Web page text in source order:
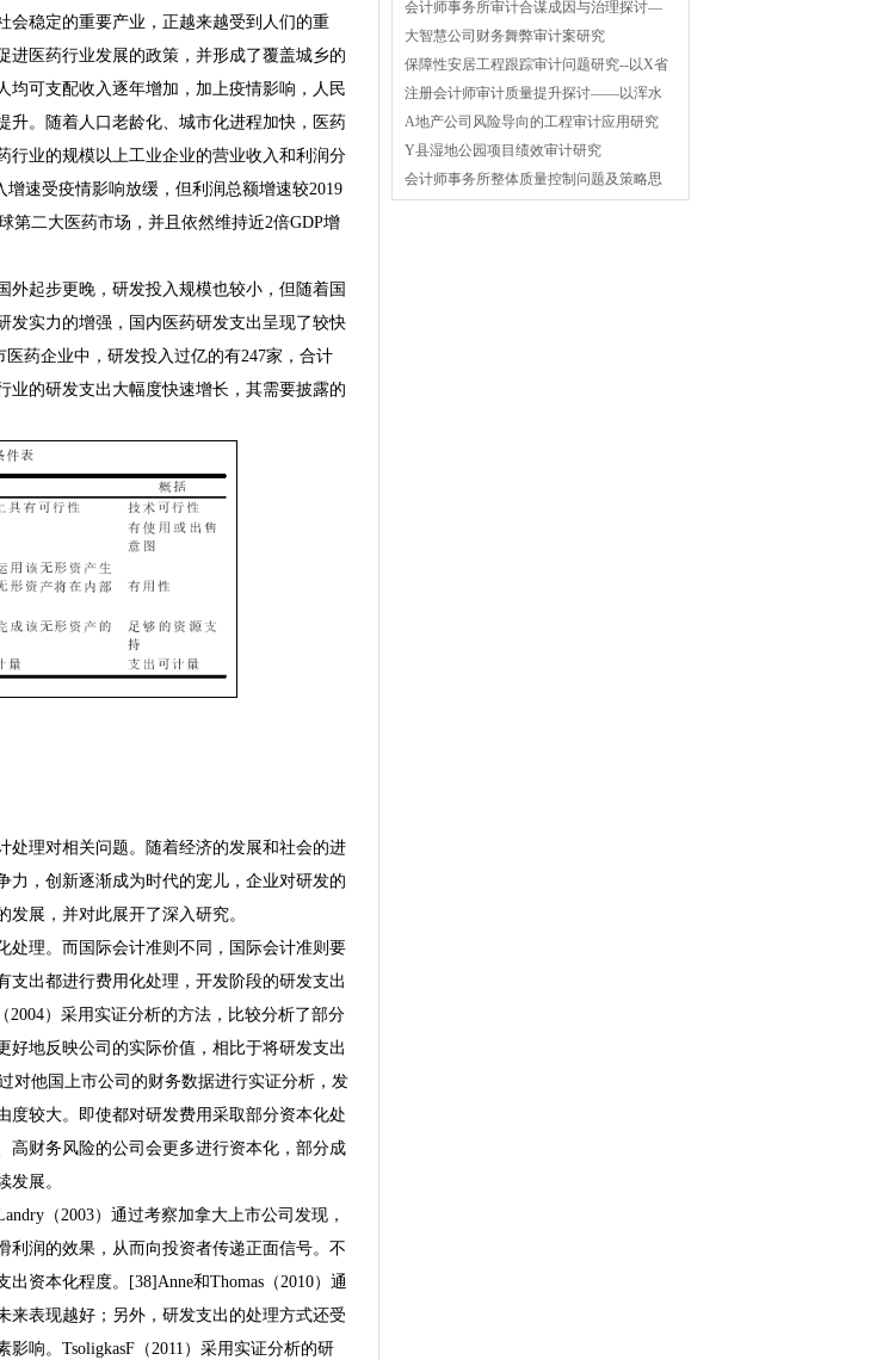
会稳定的重要产业，正越来越受到人们的重
进医药行业发展的政策，并形成了覆盖城乡的
均可支配收入逐年增加，加上疫情影响，人民
升。随着人口老龄化、城市化进程加快，医药
行业的规模以上工业企业的营业收入和利润分
速受疫情影响放缓，但利润总额增速较2019
第二大医药市场，并且依然维持近2倍GDP增
起步更晚，研发投入规模也较小，但随着国
发实力的增强，国内医药研发支出呈现了较快
药企业中，研发投入过亿的有247家，合计
业的研发支出大幅度快速增长，其需要披露的
处理对相关问题。随着经济的发展和社会的进
力，创新逐渐成为时代的宠儿，企业对研发的
展，并对此展开了深入研究。
处理。而国际会计准则不同，国际会计准则要
出都进行费用化处理，开发阶段的研发支出
2004）采用实证分析的方法，比较分析了部分
地反映公司的实际价值，相比于将研发支出
对他国上市公司的财务数据进行实证分析，发
度较大。即使都对研发费用采取部分资本化处
高财务风险的公司会更多进行资本化，部分成
发展。
（2003）通过考察加拿大上市公司发现，
利润的效果，从而向投资者传递正面信号。不
资本化程度。[38]Anne和Thomas（2010）通
来表现越好；另外，研发支出的处理方式还受
响。TsoligkasF（2011）采用实证分析的研
会计师事务所审计合谋成因与治理探讨—
大智慧公司财务舞弊审计案研究
保障性安居工程跟踪审计问题研究--以X省
注册会计师审计质量提升探讨——以浑水
A地产公司风险导向的工程审计应用研究
Y县湿地公园项目绩效审计研究
会计师事务所整体质量控制问题及策略思